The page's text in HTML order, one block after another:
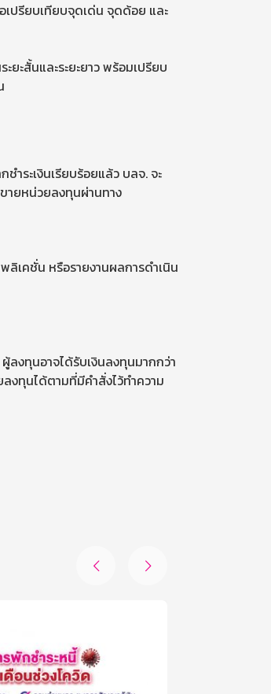
ปรียบเทียบจุดเด่น จุดด้อย และ
ะสั้นและระยะยาว พร้อมเปรียบ
ระเงินเรียบร้อยแล้ว บลจ. จะ
ายหน่วยลงทุนผ่านทาง
ลิเคชั่น หรือรายงานผลการดำเนิน
ลงทุนอาจได้รับเงินลงทุนมากกว่า
งทุนได้ตามที่มีคำสั่งไว้ทำความ
 